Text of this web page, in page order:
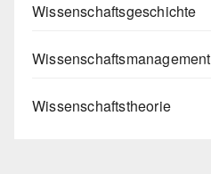
Wissenschaftsgeschichte
Wissenschaftsmanagement
Wissenschaftstheorie